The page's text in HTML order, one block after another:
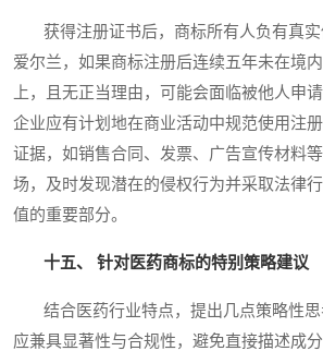
获得注册证书后，商标所有人负有真实
爱尔兰，如果商标注册后连续五年未在境
上，且无正当理由，可能会面临被他人申
企业应有计划地在商业活动中规范使用注
证据，如销售合同、发票、广告宣传材料
场，及时发现潜在的侵权行为并采取法律
值的重要部分。
十五、 针对医药商标的特别策略建议
结合医药行业特点，提出几点策略性思
应兼具显著性与合规性，避免直接描述成